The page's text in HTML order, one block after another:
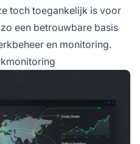
toch toegankelijk is voor
een betrouwbare basis
en monitoring.